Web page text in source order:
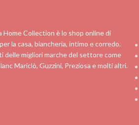
Home Collection è lo shop online di
la casa, biancheria, intimo e corredo.
delle migliori marche del settore come
Mariclò, Guzzini, Preziosa e molti altri.